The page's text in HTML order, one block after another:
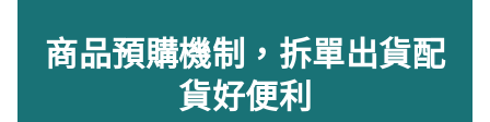
商品預購機制，拆單出貨配
貨好便利